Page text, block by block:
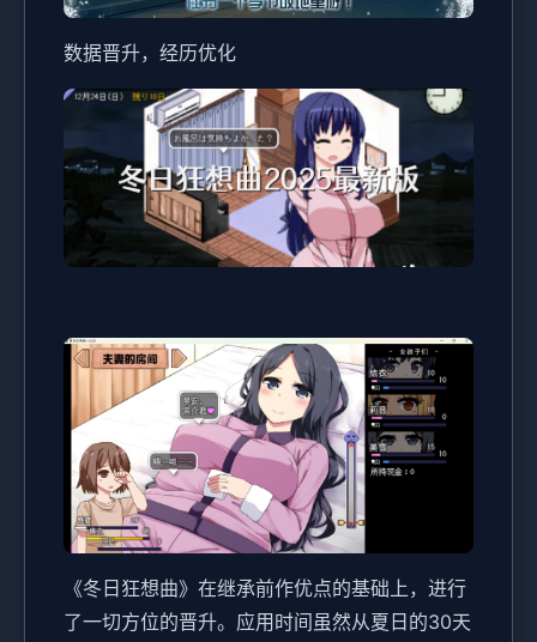
数据晋升，经历优化
《冬日狂想曲》在继承前作优点的基础上，进行
了一切方位的晋升。应用时间虽然从夏日的30天